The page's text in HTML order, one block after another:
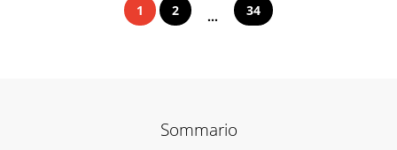
1 2 ... 34
Sommario